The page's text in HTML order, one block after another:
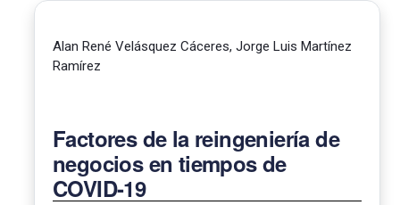
Alan René Velásquez Cáceres, Jorge Luis Martínez
Ramírez
Factores de la reingeniería de
negocios en tiempos de
COVID-19